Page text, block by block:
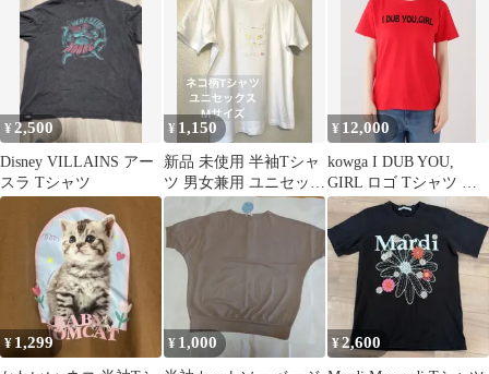
¥ 2,500
Disney VILLAINS アー
スラ Tシャツ
¥ 1,150
新品 未使用 半袖Tシャ
ツ 男女兼用 ユニセック
ス ネコ柄 猫 綿100% M
¥ 12,000
kowga I DUB YOU,
GIRL ロゴ Tシャツ レ
ッド
¥ 1,299 ¥ 1,000 ¥2,600